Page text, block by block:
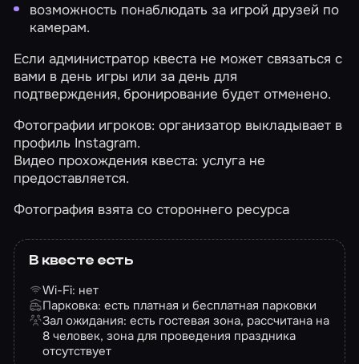
возможность понаблюдать за игрой друзей по
камерам.
Если администратор квеста не может связаться с
вами в день игры или за день для
подтверждения, бронирование будет отменено.
Фотографии игроков: организатор выкладывает в
профиль Instagram.
Видео прохождения квеста: услуга не
предоставляется.
Фотография взята со стороннего ресурса
В квесте есть
Wi-Fi: нет
Парковка: есть платная и бесплатная парковки
Зал ожидания: есть гостевая зона, рассчитана на
8 человек, зона для проведения праздника
отсутствует